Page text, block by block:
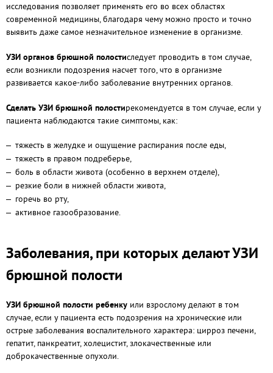
исследования позволяет применять его во всех областях
современной медицины, благодаря чему можно просто и точно
выявить даже самое незначительное изменение в организме.
УЗИ органов брюшной полостиследует проводить в том случае,
если возникли подозрения насчет того, что в организме
развивается какое-либо заболевание внутренних органов.
Сделать УЗИ брюшной полостирекомендуется в том случае, если у
пациента наблюдаются такие симптомы, как:
тяжесть в желудке и ощущение распирания после еды,
тяжесть в правом подреберье,
боль в области живота (особенно в верхнем отделе),
резкие боли в нижней области живота,
горечь во рту,
активное газообразование.
Заболевания, при которых делают УЗИ
брюшной полости
УЗИ брюшной полости ребенку или взрослому делают в том
случае, если у пациента есть подозрения на хронические или
острые заболевания воспалительного характера: цирроз печени,
гепатит, панкреатит, холецистит, злокачественные или
доброкачественные опухоли.